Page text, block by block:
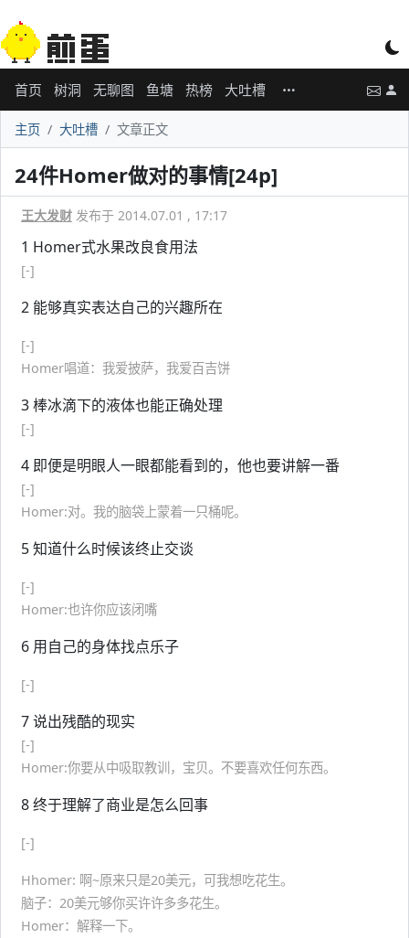
首页 树洞 无聊图 鱼塘 热榜 大吐槽
主页 大吐槽 文章正文
24件Homer做对的事情[24p]
王大发财 发布于 2014.07.01 , 17:17
1 Homer式水果改良食用法
[-]
2 能够真实表达自己的兴趣所在
[-]
Homer唱道：我爱披萨，我爱百吉饼
3 棒冰滴下的液体也能正确处理
[-]
4 即便是明眼人一眼都能看到的，他也要讲解一番
[-]
Homer:对。我的脑袋上蒙着一只桶呢。
5 知道什么时候该终止交谈
[-]
Homer:也许你应该闭嘴
6 用自己的身体找点乐子
[-]
7 说出残酷的现实
[-]
Homer:你要从中吸取教训，宝贝。不要喜欢任何东西。
8 终于理解了商业是怎么回事
[-]
Hhomer: 啊~原来只是20美元，可我想吃花生。
脑子：20美元够你买许许多多花生。
Homer：解释一下。